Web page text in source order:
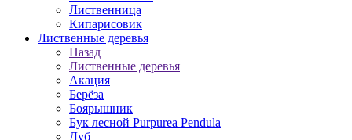
Лиственница
Кипарисовик
Лиственные деревья
Назад
Лиственные деревья
Акация
Берёза
Боярышник
Бук лесной Purpurea Pendula
Дуб